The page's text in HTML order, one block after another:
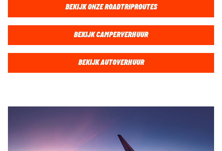
BEKIJK ONZE ROADTRIPROUTES
BEKIJK CAMPERVERHUUR
BEKIJK AUTOVERHUUR